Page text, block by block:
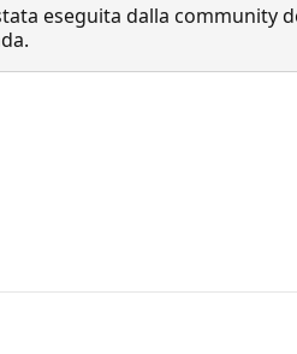
eseguita dalla community